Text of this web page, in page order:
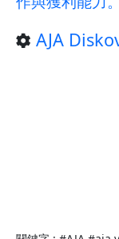
AJA